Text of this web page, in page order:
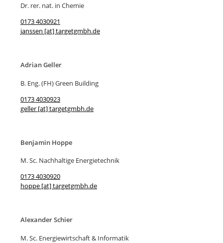
Dr. rer. nat. in Chemie
0173 4030921
janssen [at] targetgmbh.de
Adrian Geller
B. Eng. (FH) Green Building
0173 4030923
geller [at] targetgmbh.de
Benjamin Hoppe
M. Sc. Nachhaltige Energietechnik
0173 4030920
hoppe [at] targetgmbh.de
Alexander Schier
M. Sc. Energiewirtschaft & Informatik